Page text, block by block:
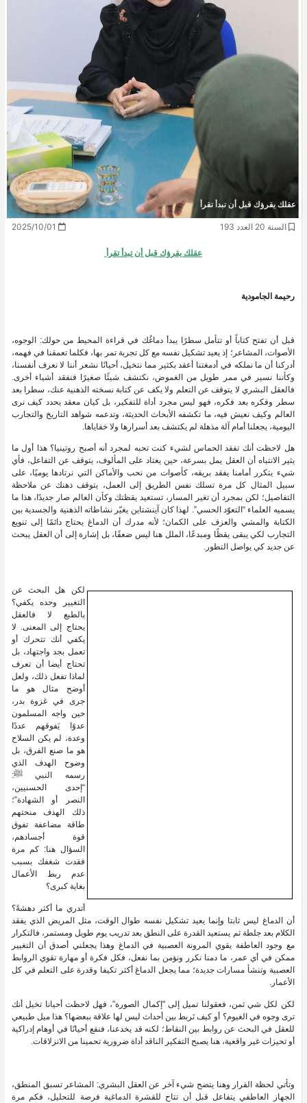
عقلك يقرؤك قبل أن تبدأ تقرأ
السنة 20 العدد 193
عقلك يقرؤك قبل أن تبدأ تقرأ
رحيمة الجامودية
قبل أن تفتح كتاباً أو تتأمل سطرًا يبدأ دماغُك في قراءة المحيط من حولك: الوجوه،
الأصوات، المشاعر؛ إذ يعيد تشكيل نفسه مع كل تجربة تمر بها، فكلما تعمقنا في فهمه،
أدركنا أن ما نملكه في أدمغتنا أعقد بكثير مما نتخيل، أحيانًا نشعر أننا لا نعرف أنفسنا،
وكأننا نسير في ممر طويل من الغموض، نكتشف شيئًا صغيرًا فنفقد أشياء أخرى.
فالعقل البشري لا يتوقف عن التعلم ولا يكف عن كتابة نسخته الذهنية عنك، سطرا بعد
سطر وفكره بعد فكره، فهو ليس مجرد أداة للتفكير، بل كيان معقد يحدد كيف نرى
العالم وكيف نعيش فيه، ما تكشفه الأبحاث الحديثة، وتدعمه شواهد التاريخ والتجارب
اليومية، يجعلنا أمام آلة مذهلة لم يكتشف بعد أسرارها ولا خفاياها.
هل لاحظت أنك تفقد الحماس لشيء كنت تحبه لمجرد أنه أصبح روتينيا؟ هذا أول ما
يثير الانتباه أن العقل يمل بسرعة، حين يعتاد على المألوف، يتوقف عن التفاعل، فأي
شيء يتكرر أمامنا يفقد بريقه، كأصوات من نحب والأماكن التي نرتادها يوميًا، على
سبيل المثال كل مرة تسلك نفس الطريق إلى العمل، يتوقف ذهنك عن ملاحظة
التفاصيل؛ لكن بمجرد أن تغير المسار، تستعيد يقظتك وكأن العالم صار جديدًا، هذا ما
يسميه العلماء “التعوّد الحسي”. لهذا كان آينشتاين يغيّر نشاطاته الذهنية والجسدية بين
الكتابة والمشي والعزف على الكمان؛ لأنه مدرك أن الدماغ يحتاج دائمًا إلى تنويع
التجارب لكي يبقى يقظًا ومبدعًا، الملل هنا ليس ضعفًا، بل إشارة إلى أن العقل يبحث
عن جديد كي يواصل التطور.
لكن هل البحث عن
التغيير وحده يكفي؟
بالطبع لا فالعقل
يحتاج إلى المعنى. لا
يكفي أنك تتحرك أو
تعمل بجد واجتهاد، بل
تحتاج أيضا أن تعرف
لماذا تفعل ذلك، ولعل
أوضح مثال هو ما
جرى في غزوة بدر،
حين واجه المسلمون
عدوًا يَفوقهم عددًا
وعدة، لم يكن السلاح
هو ما صنع الفرق، بل
وضوح الهدف الذي
رسمه النبي ﷺ:
“إحدى الحسنيين،
النصر أو الشهادة”؛
ذلك الهدف منحتهم
طاقة مضاعفة تفوق
قوة أجسادهم،
السؤال هنا: كم مرة
فقدت شغفك بسبب
عدم ربط الأعمال
بغاية كبرى؟
أتدري ما أكثر دهشةً؟
أن الدماغ ليس ثابتا وإنما يعيد تشكيل نفسه طوال الوقت، مثل المريض الذي يفقد
الكلام بعد جلطة ثم يستعيد القدرة على النطق بعد تدريب يوم طويل ومستمر، فالتكرار
مع وجود العاطفة يقوي المرونة العصبية في الدماغ وهذا يجعلني أصدق أن التغيير
ممكن في أي عمر، ما دمنا نكرر ونؤمن بما نفعل، فكل فكرة أو مهارة تقوي الروابط
العصبية وتنشأ مسارات جديدة؛ مما يجعل الدماغ أكثر تكيفا وقدرة على التعلم في كل
الأعمار.
لكن لكل شي ثمن، فعقولنا تميل إلى "إكمال الصورة”، فهل لاحظت أحيانا تخيل أنك
ترى وجوه في الغيوم؟ أو كيف نَربط بين أحداث ليس لها علاقة ببعضها؟ هذا ميل طبيعي
للعقل في البحث عن روابط بين النقاط؛ لكنه قد يخدعنا، فنقع أحيانًا في أوهام إدراكية
أو تحيزات غير واقعية، هنا يصبح التفكير الناقد أداة ضرورية تحمينا من الانزلاقات.
وتأتي لحظة القرار وهنا يتضح شيء آخر عن العقل البشري: المشاعر تسبق المنطق،
الجهاز العاطفي يتفاعل قبل أن تتاح للقشرة الدماغية فرصة للتحليل، فكم مرة